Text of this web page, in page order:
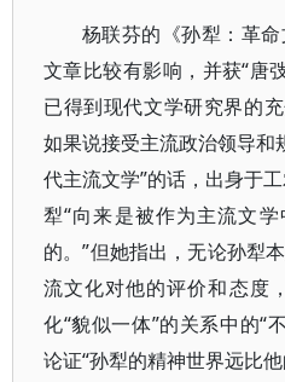
杨联芬的《孙犁：革
文章比较有影响，并获“唐
已得到现代文学研究界的
如果说接受主流政治领导和
代主流文学”的话，出身于
犁“向来是被作为主流文学
的。”但她指出，无论孙犁
流文化对他的评价和态度
化“貌似一体”的关系中的“
论证“孙犁的精神世界远比